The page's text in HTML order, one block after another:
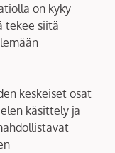
on kyky
tekee siitä
keskeiset osat
käsittely ja